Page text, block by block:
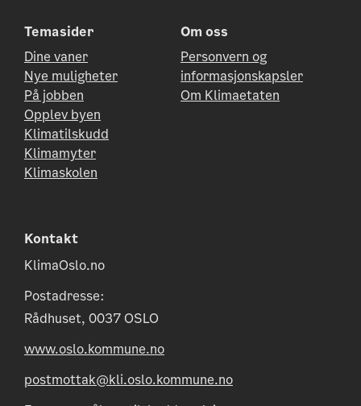
Temasider
Dine vaner
Nye muligheter
På jobben
Opplev byen
Klimatilskudd
Klimamyter
Klimaskolen
Om oss
Personvern og
informasjonskapsler
Om Klimaetaten
Kontakt
KlimaOslo.no
Postadresse:
Rådhuset, 0037 OSLO
www.oslo.kommune.no
postmottak@kli.oslo.kommune.no